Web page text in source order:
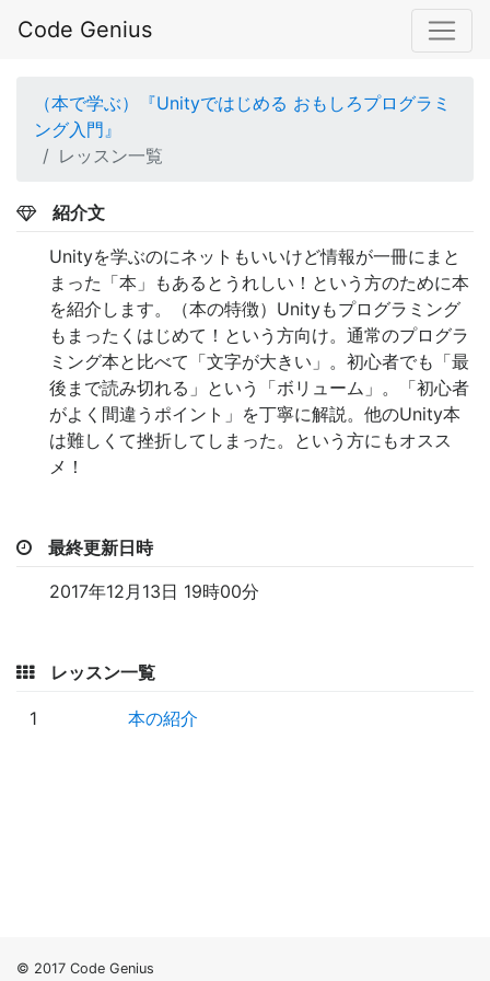
Code Genius
（本で学ぶ）『Unityではじめる おもしろプログラミ
ング入門』
レッスン一覧
紹介文
Unityを学ぶのにネットもいいけど情報が一冊にまと
まった「本」もあるとうれしい！という方のために本
を紹介します。（本の特徴）Unityもプログラミング
もまったくはじめて！という方向け。通常のプログラ
ミング本と比べて「文字が大きい」。初心者でも「最
後まで読み切れる」という「ボリューム」。「初心者
がよく間違うポイント」を丁寧に解説。他のUnity本
は難しくて挫折してしまった。という方にもオスス
メ！
最終更新日時
2017年12月13日 19時00分
レッスン一覧
1 本の紹介
© 2017 Code Genius